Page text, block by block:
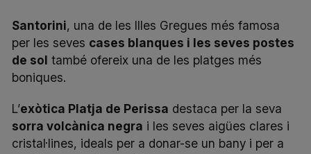
Santorini, una de les Illes Gregues més famosa
per les seves cases blanques i les seves postes
de sol també ofereix una de les platges més
boniques.
L’exòtica Platja de Perissa destaca per la seva
sorra volcànica negra i les seves aigües clares i
cristal·lines, ideals per a donar-se un bany i per a